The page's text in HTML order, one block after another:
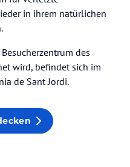
in ihrem natürlichen
des
wird, befindet sich im
de Sant Jordi.